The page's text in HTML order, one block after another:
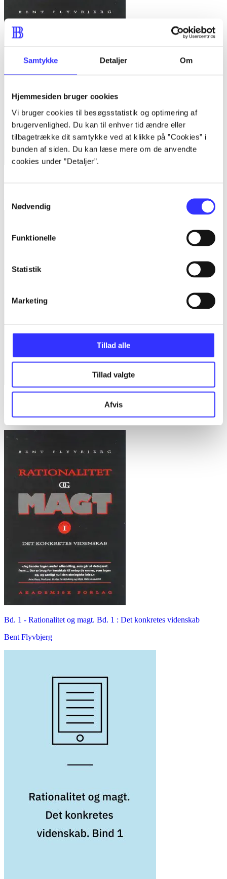
Samtykke Detaljer Om
Hjemmesiden bruger cookies
Vi bruger cookies til besøgsstatistik og optimering af
brugervenlighed. Du kan til enhver tid ændre eller
tilbagetrække dit samtykke ved at klikke på ”Cookies” i
bunden af siden. Du kan læse mere om de anvendte
cookies under ”Detaljer”.
Nødvendig
Funktionelle
Statistik
Marketing
Tillad alle
Tillad valgte
Afvis
Rationalitet og magt. Bd. 1 : Det konkretes videnskab
Bent Flyvbjerg
Bd. 1 - Rationalitet og magt. Bd. 1 : Det konkretes videnskab
Bent Flyvbjerg